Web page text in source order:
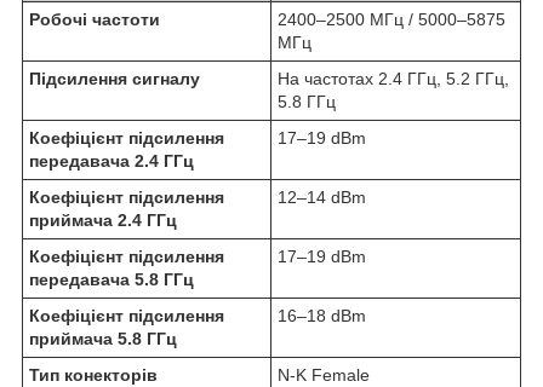
Робочі частоти
2400–2500 МГц / 5000–5875
МГц
Підсилення сигналу
На частотах 2.4 ГГц, 5.2 ГГц,
5.8 ГГц
Коефіцієнт підсилення
передавача 2.4 ГГц
17–19 dBm
Коефіцієнт підсилення
приймача 2.4 ГГц
12–14 dBm
Коефіцієнт підсилення
передавача 5.8 ГГц
17–19 dBm
Коефіцієнт підсилення
приймача 5.8 ГГц
16–18 dBm
Тип конекторів
N-K Female